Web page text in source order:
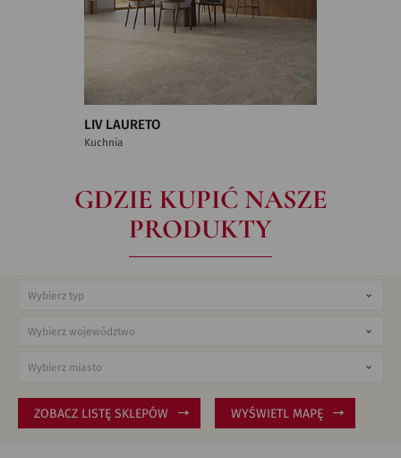
LIV LAURETO
Kuchnia
GDZIE KUPIĆ NASZE
PRODUKTY
ZOBACZ LISTĘ SKLEPÓW WYŚWIETL MAPĘ